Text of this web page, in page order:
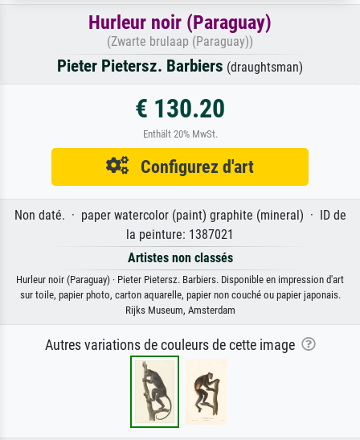
Hurleur noir (Paraguay)
(Zwarte brulaap (Paraguay))
Pieter Pietersz. Barbiers (draughtsman)
€ 130.20
Enthält 20% MwSt.
Configurez d'art
Non daté. · paper watercolor (paint) graphite (mineral) · ID de
la peinture: 1387021
Artistes non classés
Hurleur noir (Paraguay) · Pieter Pietersz. Barbiers. Disponible en impression d'art
sur toile, papier photo, carton aquarelle, papier non couché ou papier japonais.
Rijks Museum, Amsterdam
Autres variations de couleurs de cette image